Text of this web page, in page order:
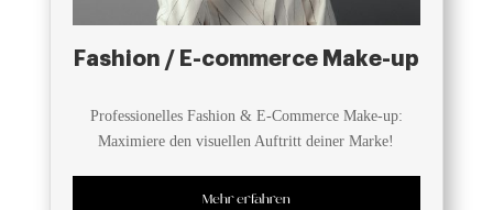
Fashion / E-commerce Make-up
Professionelles Fashion & E-Commerce Make-up:
Maximiere den visuellen Auftritt deiner Marke!
Mehr erfahren